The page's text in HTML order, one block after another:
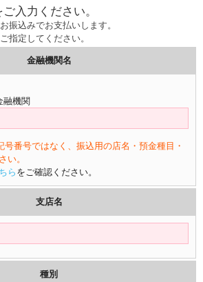
入力ください。
振込みでお支払いします。
指定してください。
金融機関名
融機関
番号ではなく、振込用の店名・預金種目・
い。
ら をご確認ください。
支店名
種別